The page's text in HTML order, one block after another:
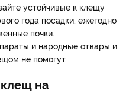
устойчивые к клещу
года посадки, ежегодно
почки.
и народные отвары и
не помогут.
на